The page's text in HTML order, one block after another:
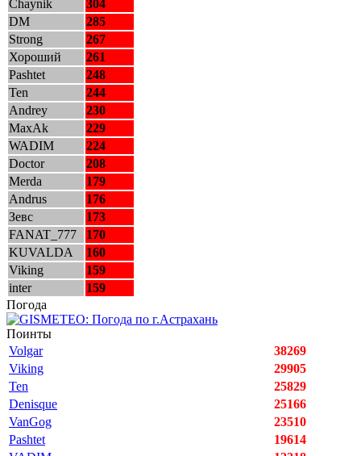
Chaynik
304
DM
285
Strong
267
Хороший
261
Pashtet
248
Ten
244
Andrey
230
MaxAk
229
WADIM
224
Doctor
208
Merda
179
Andrus
176
Зевс
173
FANAT_777
170
KUVALDA
160
Viking
159
inter
159
Погода
Поинты
Volgar
38269
Viking
29905
Ten
25829
Denisque
25166
VanGog
23510
Pashtet
19614